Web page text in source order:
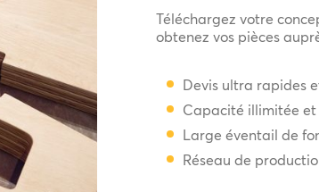
Téléchargez votre
obtenez vos pièces
Devis ultra rapides
Capacité illimitée et
Large éventail de
Réseau de